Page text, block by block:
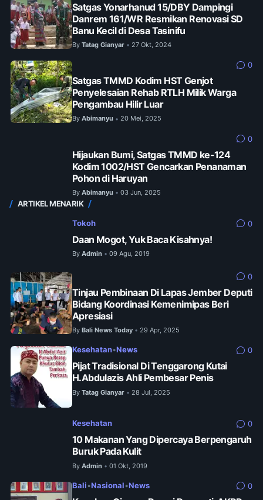
Satgas Yonarhanud 15/DBY Dampingi
Danrem 161/WR Resmikan Renovasi SD
Banu Kecil di Desa Tasinifu
By Tatag Gianyar • 27 Okt, 2024
0
Satgas TMMD Kodim HST Genjot
Penyelesaian Rehab RTLH Milik Warga
Pengambau Hilir Luar
By Abimanyu • 20 Mei, 2025
0
Hijaukan Bumi, Satgas TMMD ke-124
Kodim 1002/HST Gencarkan Penanaman
Pohon di Haruyan
By Abimanyu • 03 Jun, 2025
ARTIKEL MENARIK
Tokoh 0
Daan Mogot, Yuk Baca Kisahnya!
By Admin • 09 Agu, 2019
0
Tinjau Pembinaan Di Lapas Jember Deputi
Bidang Koordinasi Kemenimipas Beri
Apresiasi
By Bali News Today • 29 Apr, 2025
Kesehatan•News 0
Pijat Tradisional Di Tenggarong Kutai
H.Abdulazis Ahli Pembesar Penis
By Tatag Gianyar • 28 Jul, 2025
Kesehatan 0
10 Makanan Yang Dipercaya Berpengaruh
Buruk Pada Kulit
By Admin • 01 Okt, 2019
Bali•Nasional•News 0